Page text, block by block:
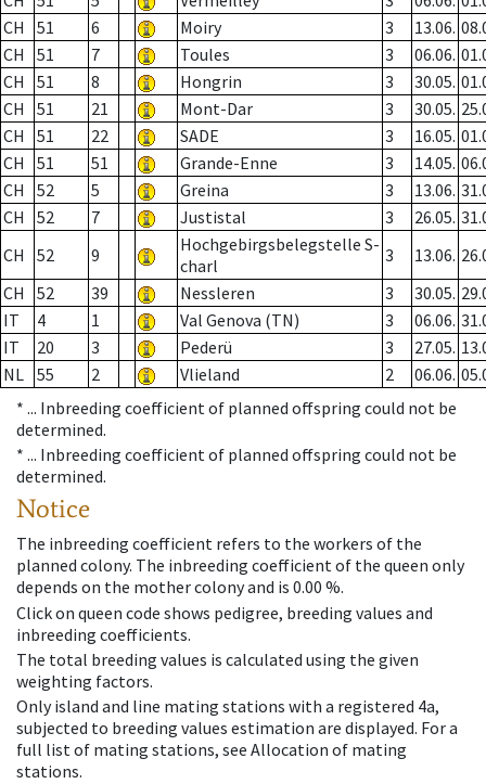
CH
51 6 Moiry 3 13.06.
CH
51 7 Toules 3 06.06.
CH
51 8 Hongrin 3 30.05.
CH
51 21 Mont-Dar 3 30.05.
CH
51 22 SADE 3 16.05.
CH
51 51 Grande-Enne 3 14.05.
CH
52 5 Greina 3 13.06.
CH
52 7 Justistal 3 26.05.
CH
52 9
Hochgebirgsbelegstelle S-
charl
3 13.06.
CH
52 39 Nessleren 3 30.05.
IT
4 1 Val Genova (TN) 3 06.06.
IT
20 3 Pederü 3 27.05.
NL 55 2 Vlieland 2 06.06.
* ... Inbreeding coefficient of planned offspring could not be
determined.
* ... Inbreeding coefficient of planned offspring could not be
determined.
Notice
The inbreeding coefficient refers to the workers of the
planned colony. The inbreeding coefficient of the queen only
depends on the mother colony and is 0.00 %.
Click on queen code shows pedigree, breeding values and
inbreeding coefficients.
The total breeding values is calculated using the given
weighting factors.
Only island and line mating stations with a registered 4a,
subjected to breeding values estimation are displayed. For a
full list of mating stations, see Allocation of mating
stations.